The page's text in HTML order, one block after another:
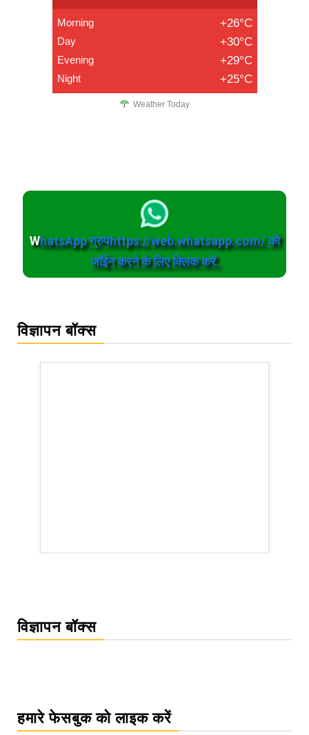
Morning +26°C
Day +30°C
Evening +29°C
Night +25°C
Weather Today
WhatsApp ग्रुपhttps://web.whatsapp.com/ को
जॉईन करने के लिए क्लिक करें.
विज्ञापन बॉक्स
विज्ञापन बॉक्स
हमारे फेसबुक को लाइक करें